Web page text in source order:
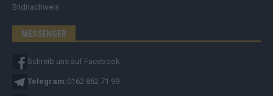
Bildnachweis
MESSENGER
Schreib uns auf Facebook
Telegram:0162 862 71 99